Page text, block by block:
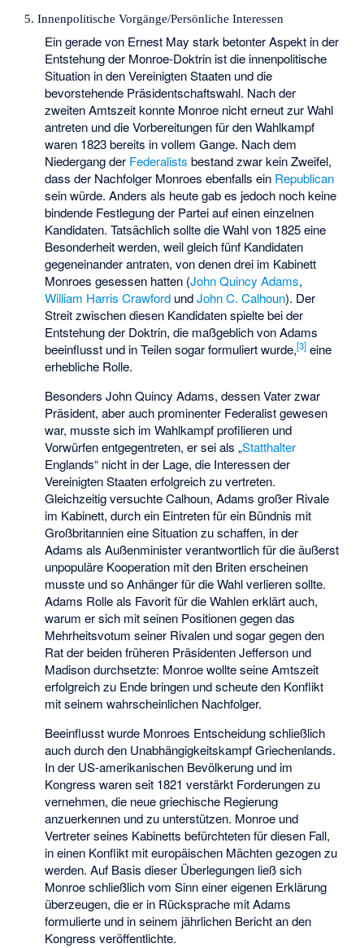
5. Innenpolitische Vorgänge/Persönliche Interessen
Ein gerade von Ernest May stark betonter Aspekt in der
Entstehung der Monroe-Doktrin ist die innenpolitische
Situation in den Vereinigten Staaten und die
bevorstehende Präsidentschaftswahl. Nach der
zweiten Amtszeit konnte Monroe nicht erneut zur Wahl
antreten und die Vorbereitungen für den Wahlkampf
waren 1823 bereits in vollem Gange. Nach dem
Niedergang der Federalists bestand zwar kein Zweifel,
dass der Nachfolger Monroes ebenfalls ein Republican
sein würde. Anders als heute gab es jedoch noch keine
bindende Festlegung der Partei auf einen einzelnen
Kandidaten. Tatsächlich sollte die Wahl von 1825 eine
Besonderheit werden, weil gleich fünf Kandidaten
gegeneinander antraten, von denen drei im Kabinett
Monroes gesessen hatten (John Quincy Adams,
William Harris CrawfordundJohn C. Calhoun). Der
Streit zwischen diesen Kandidaten spielte bei der
Entstehung der Doktrin, die maßgeblich von Adams
beeinflusst und in Teilen sogar formuliert wurde,[3]eine
erhebliche Rolle.
Besonders John Quincy Adams, dessen Vater zwar
Präsident, aber auch prominenter Federalist gewesen
war, musste sich im Wahlkampf profilieren und
Vorwürfen entgegentreten, er sei als „Statthalter
Englands“ nicht in der Lage, die Interessen der
Vereinigten Staaten erfolgreich zu vertreten.
Gleichzeitig versuchte Calhoun, Adams großer Rivale
im Kabinett, durch ein Eintreten für ein Bündnis mit
Großbritannien eine Situation zu schaffen, in der
Adams als Außenminister verantwortlich für die äußerst
unpopuläre Kooperation mit den Briten erscheinen
musste und so Anhänger für die Wahl verlieren sollte.
Adams Rolle als Favorit für die Wahlen erklärt auch,
warum er sich mit seinen Positionen gegen das
Mehrheitsvotum seiner Rivalen und sogar gegen den
Rat der beiden früheren Präsidenten Jefferson und
Madison durchsetzte: Monroe wollte seine Amtszeit
erfolgreich zu Ende bringen und scheute den Konflikt
mit seinem wahrscheinlichen Nachfolger.
Beeinflusst wurde Monroes Entscheidung schließlich
auch durch den Unabhängigkeitskampf Griechenlands.
In der US-amerikanischen Bevölkerung und im
Kongress waren seit 1821 verstärkt Forderungen zu
vernehmen, die neue griechische Regierung
anzuerkennen und zu unterstützen. Monroe und
Vertreter seines Kabinetts befürchteten für diesen Fall,
in einen Konflikt mit europäischen Mächten gezogen zu
werden. Auf Basis dieser Überlegungen ließ sich
Monroe schließlich vom Sinn einer eigenen Erklärung
überzeugen, die er in Rücksprache mit Adams
formulierte und in seinem jährlichen Bericht an den
Kongress veröffentlichte.